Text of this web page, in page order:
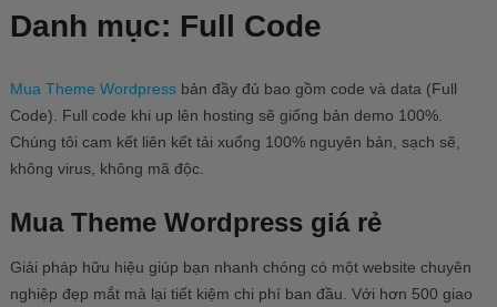
Danh mục: Full Code
Mua Theme Wordpressbản đầy đủ bao gồm code và data (Full
Code). Full code khi up lên hosting sẽ giống bản demo 100%.
Chúng tôi cam kết liên kết tải xuống 100% nguyên bản, sạch sẽ,
không virus, không mã độc.
Mua Theme Wordpress giá rẻ
Giải pháp hữu hiệu giúp bạn nhanh chóng có một website chuyên
nghiệp đẹp mắt mà lại tiết kiệm chi phí ban đầu. Với hơn 500 giao